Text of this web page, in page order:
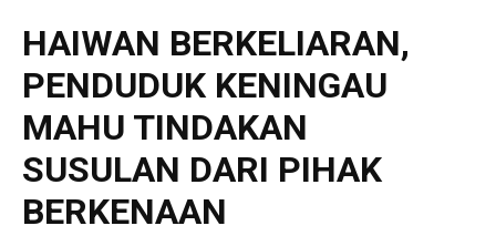
HAIWAN BERKELIARAN,
PENDUDUK KENINGAU
MAHU TINDAKAN
SUSULAN DARI PIHAK
BERKENAAN